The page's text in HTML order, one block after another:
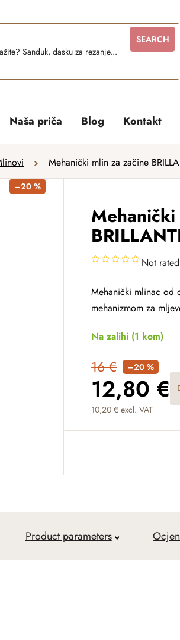
SEARCH
Naša priča Blog Kontakt
Mehanički mlin za začine
Not rated
Mehanički mlinac od
mehanizmom za
Na zalihi (1 kom)
16 € –20 %
12,80 €
10,20 € excl. VAT
Measure price:
–20 %
Product parameters